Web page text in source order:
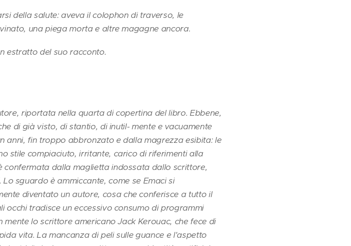
della salute: aveva il colophon di traverso, le
una piega morta e altre magagne ancora.
estratto del suo racconto.
riportata nella quarta di copertina del libro. Ebbene,
di già visto, di stantio, di inutil- mente e vacuamente
anni, fin troppo abbronzato e dalla magrezza esibita: le
stile compiaciuto, irritante, carico di riferimenti alla
confermata dalla maglietta indossata dallo scrittore,
sguardo è ammiccante, come se Emaci si
diventato un autore, cosa che conferisce a tutto il
tradisce un eccessivo consumo di programmi
lo scrittore americano Jack Kerouac, che fece di
vita. La mancanza di peli sulle guance e l'aspetto